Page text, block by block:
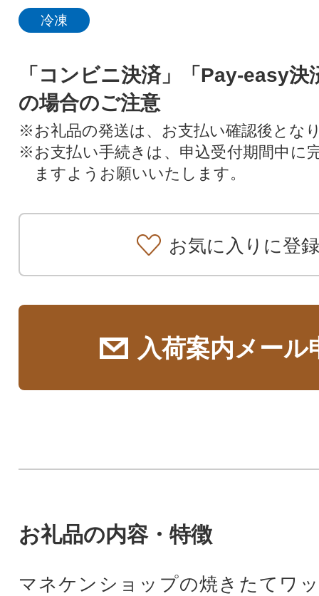
冷凍
「コンビニ決済」「Pay-easy決
の場合のご注意
※お礼品の発送は、お支払い確認後とな
※お支払い手続きは、申込受付期間中に
ますようお願いいたします。
お気に入りに登録
入荷案内メール
お礼品の内容・特徴
マネケンショップの焼きたてワ